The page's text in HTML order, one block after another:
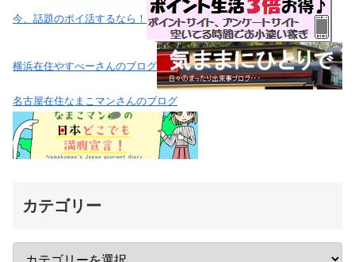
今、話題のポイ活するなら！
横浜在住やすべーさんのブログ
名古屋在住なまこマンさんのブログ
カテゴリー